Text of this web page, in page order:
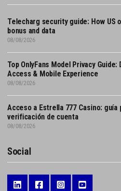
Telecharg security guide: How US
bonus and data
08/08/2026
Top OnlyFans Model Privacy
Access & Mobile Experience
08/08/2026
Acceso a Estrella 777 Casino: guía
verificación de cuenta
08/08/2026
Social